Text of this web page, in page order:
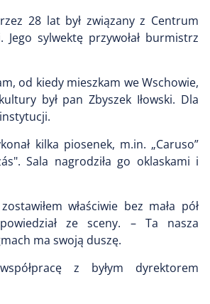
28 lat był związany z Centrum
Jego sylwektę przywołał burmistrz
od kiedy mieszkam we Wschowie,
był pan Zbyszek Iłowski. Dla
kilka piosenek, m.in. „Caruso”
Sala nagrodziła go oklaskami i
właściwie bez mała pół
ze sceny. – Ta nasza
ma swoją duszę.
z byłym dyrektorem